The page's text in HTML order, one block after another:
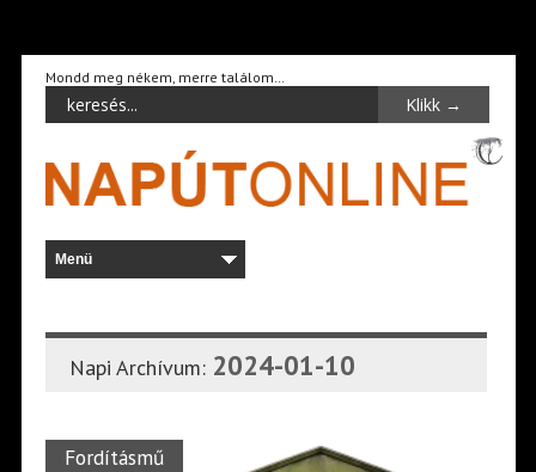
Mondd meg nékem, merre találom…
Napi Archívum: 2024-01-10
Fordításmű